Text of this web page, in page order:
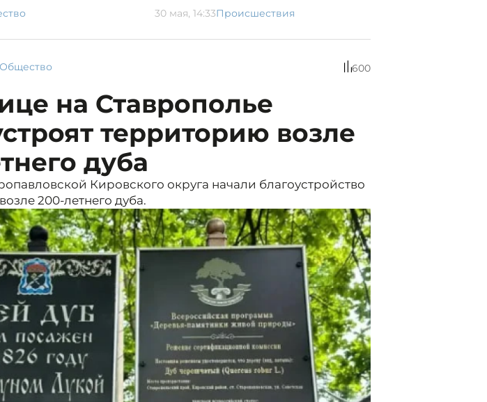
30 мая, 14:33Происшествия
Общество 600
на Ставрополье
территорию возле
дуба
Кировского округа начали благоустройство
200-летнего дуба.